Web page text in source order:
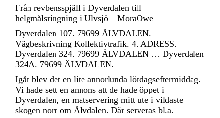
Från revbensspjäll i Dyverdalen till
helgmålsringning i Ulvsjö – MoraOwe
Dyverdalen 107. 79699 ÄLVDALEN.
Vägbeskrivning Kollektivtrafik. 4. ADRESS.
Dyverdalen 324. 79699 ÄLVDALEN … Dyverdalen
324A. 79699 ÄLVDALEN.
Igår blev det en lite annorlunda lördagseftermiddag.
Vi hade sett en annons att de hade öppet i
Dyverdalen, en matservering mitt ute i vildaste
skogen norr om Älvdalen. Där serveras bl.a.